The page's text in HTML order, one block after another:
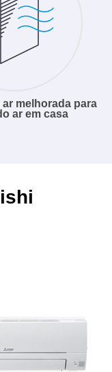
melhorada para
ar em casa